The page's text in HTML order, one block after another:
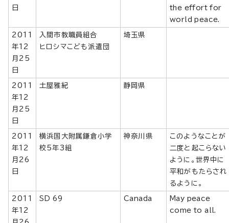
日
the effort for
world peace.
2011
年12
月25
日
入間市教職員組合
ヒロシマこども派遣団
埼玉県
2011
年12
月25
日
土屋雅紀 静岡県
2011
年12
月26
日
横浜国大附属鎌倉小学
校5年3組
神奈川県
このようなことが
二度と起こらない
ように。世界中に
平和がもたらされ
るように。
2011
年12
SD 69 Canada
May peace
come to all.